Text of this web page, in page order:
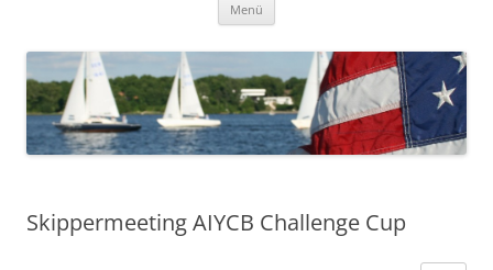
Menü
Skippermeeting AIYCB Challenge Cup